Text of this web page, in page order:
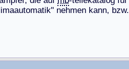
imaautomatik" nehmen kann, bzw.